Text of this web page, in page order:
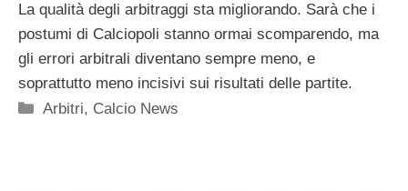
La qualità degli arbitraggi sta migliorando. Sarà che i
postumi di Calciopoli stanno ormai scomparendo, ma
gli errori arbitrali diventano sempre meno, e
soprattutto meno incisivi sui risultati delle partite.
Categorie
Arbitri, Calcio News